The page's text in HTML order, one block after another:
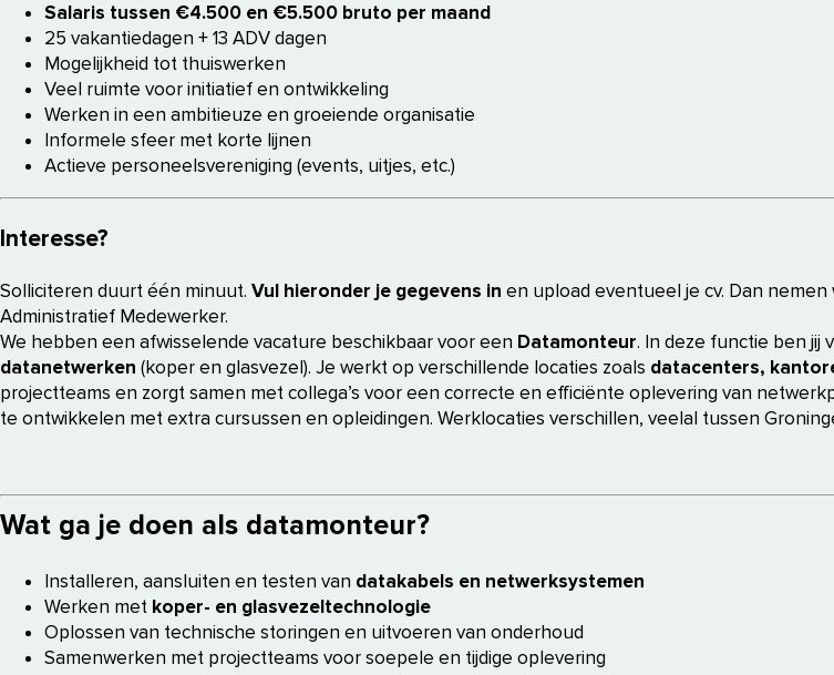
Salaris tussen €4.500 en €5.500 bruto per maand
25 vakantiedagen + 13 ADV dagen
Mogelijkheid tot thuiswerken
Veel ruimte voor initiatief en ontwikkeling
Werken in een ambitieuze en groeiende organisatie
Informele sfeer met korte lijnen
Actieve personeelsvereniging (events, uitjes, etc.)
Interesse?
Solliciteren duurt één minuut. Vul hieronder je gegevens in en upload eventueel je cv. Dan
Administratief Medewerker.
We hebben een afwisselende vacature beschikbaar voor een Datamonteur. In deze functie ben jij
datanetwerken (koper en glasvezel). Je werkt op verschillende locaties zoals datacenters,
projectteams en zorgt samen met collega’s voor een correcte en efficiënte oplevering van
te ontwikkelen met extra cursussen en opleidingen. Werklocaties verschillen, veelal tussen
Wat ga je doen als datamonteur?
Installeren, aansluiten en testen van datakabels en netwerksystemen
Werken met koper- en glasvezeltechnologie
Oplossen van technische storingen en uitvoeren van onderhoud
Samenwerken met projectteams voor soepele en tijdige oplevering